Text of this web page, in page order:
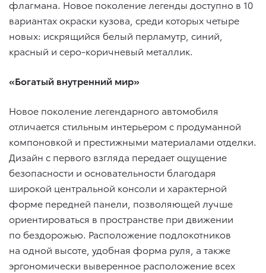
флагмана. Новое поколение легенды доступно в 10
вариантах окраски кузова, среди которых четыре
новых: искрящийся белый перламутр, синий,
красный и серо-коричневый металлик.
«Богатый внутренний мир»
Новое поколение легендарного автомобиля
отличается стильным интерьером с продуманной
компоновкой и престижными материалами отделки.
Дизайн с первого взгляда передает ощущение
безопасности и основательности благодаря
широкой центральной консоли и характерной
форме передней панели, позволяющей лучше
ориентироваться в пространстве при движении
по бездорожью. Расположение подлокотников
на одной высоте, удобная форма руля, а также
эргономически выверенное расположение всех